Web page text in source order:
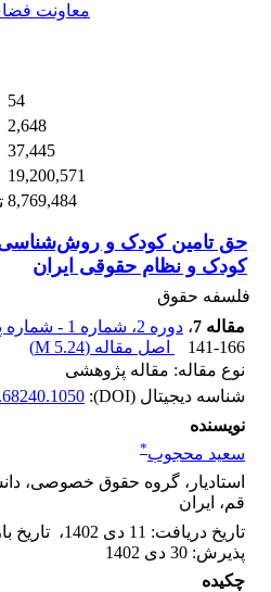
معاونت
54
2,648
37,445
19,200,571
8,769,484
حق تامین کودک و روش‌شناسی
کودک و نظام حقوقی ایران
فلسفه حقوق
مقاله 7
، دوره 2، شماره 1 - شماره پیاپی 3
141-166
اصل مقاله (5.24 M
)
نوع مقاله: مقاله پژوهشی
شناسه دیجیتال (DOI):
نویسنده
سعید محجوب*
استادیار، گروه حقوق خصوصی،
قم، ایران
تاریخ دریافت: 11 دی 1402 ، تاریخ
پذیرش: 30 دی 1402
چکیده